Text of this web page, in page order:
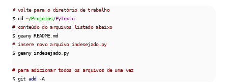
# volte para o diretório de trabalho
$ cd ~/Projetos/PyTexto
# conteúdo do arquivos listado abaixo
$ geany README.
md
# insere novo arquivo indesejado.py
$ geany indesejado. py
# para adicionar todos os arquivos de uma vez
$ git add -A